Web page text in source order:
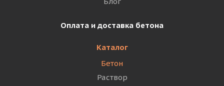
Оплата и доставка бетона
Каталог
Бетон
Раствор